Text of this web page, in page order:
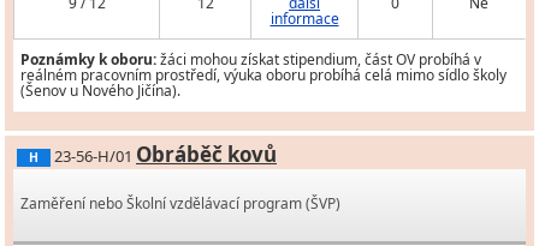
informace
Poznámky k oboru:žáci mohou získat stipendium, část OV probíhá v
reálném pracovním prostředí, výuka oboru probíhá celá mimo sídlo školy
(Šenov u Nového Jičína).
H 23-56-H/01 Obráběč kovů
Zaměření nebo Školní vzdělávací program (ŠVP)